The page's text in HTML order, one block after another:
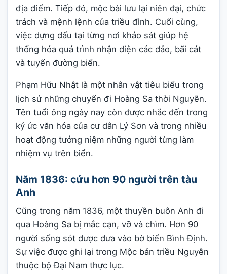
địa điểm. Tiếp đó, mộc bài lưu lại niên đại, chức
trách và mệnh lệnh của triều đình. Cuối cùng,
việc dựng dấu tại từng nơi khảo sát giúp hệ
thống hóa quá trình nhận diện các đảo, bãi cát
và tuyến đường biển.
Phạm Hữu Nhật là một nhân vật tiêu biểu trong
lịch sử những chuyến đi Hoàng Sa thời Nguyễn.
Tên tuổi ông ngày nay còn được nhắc đến trong
ký ức văn hóa của cư dân Lý Sơn và trong nhiều
hoạt động tưởng niệm những người từng làm
nhiệm vụ trên biển.
Năm 1836: cứu hơn 90 người trên tàu
Anh
Cũng trong năm 1836, một thuyền buôn Anh đi
qua Hoàng Sa bị mắc cạn, vỡ và chìm. Hơn 90
người sống sót được đưa vào bờ biển Bình Định.
Sự việc được ghi lại trong Mộc bản triều Nguyễn
thuộc bộ Đại Nam thực lục.